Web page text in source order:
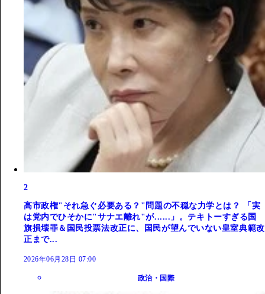
2
高市政権"それ急ぐ必要ある？"問題の不穏な力学とは？ 「実
は党内でひそかに"サナエ離れ"が......」。テキトーすぎる国
旗損壊罪＆国民投票法改正に、国民が望んでいない皇室典範改
正まで...
2026年06月28日 07:00
政治・国際